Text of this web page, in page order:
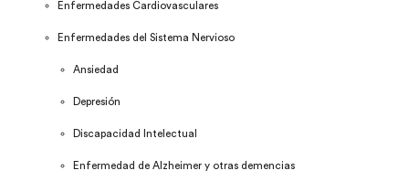
Enfermedades Cardiovasculares
Enfermedades del Sistema Nervioso
Ansiedad
Depresión
Discapacidad Intelectual
Enfermedad de Alzheimer y otras demencias